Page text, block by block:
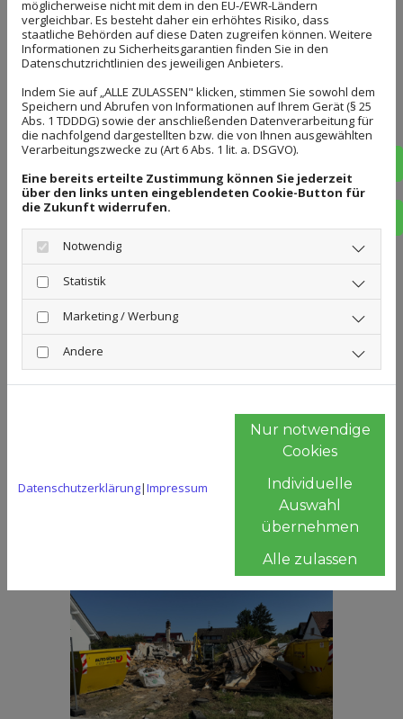
möglicherweise nicht mit dem in den EU-/EWR-Ländern
vergleichbar. Es besteht daher ein erhöhtes Risiko, dass
staatliche Behörden auf diese Daten zugreifen können. Weitere
Informationen zu Sicherheitsgarantien finden Sie in den
Datenschutzrichtlinien des jeweiligen Anbieters.
Indem Sie auf „ALLE ZULASSEN" klicken, stimmen Sie sowohl dem
Speichern und Abrufen von Informationen auf Ihrem Gerät (§ 25
Abs. 1 TDDDG) sowie der anschließenden Datenverarbeitung für
die nachfolgend dargestellten bzw. die von Ihnen ausgewählten
Verarbeitungszwecke zu (Art 6 Abs. 1 lit. a. DSGVO).
Eine bereits erteilte Zustimmung können Sie jederzeit
über den links unten eingeblendeten Cookie-Button für
die Zukunft widerrufen.
Notwendig
Statistik
Marketing / Werbung
Andere
Datenschutzerklärung|Impressum
Nur notwendige
Cookies
Individuelle
Auswahl
übernehmen
Alle zulassen